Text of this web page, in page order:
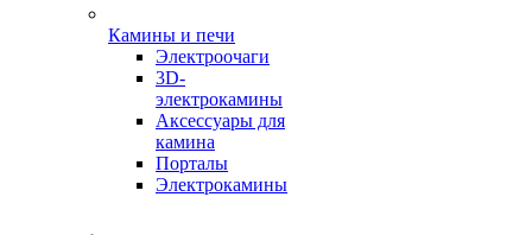
Камины и печи
Электроочаги
3D-
электрокамины
Аксессуары для
камина
Порталы
Электрокамины